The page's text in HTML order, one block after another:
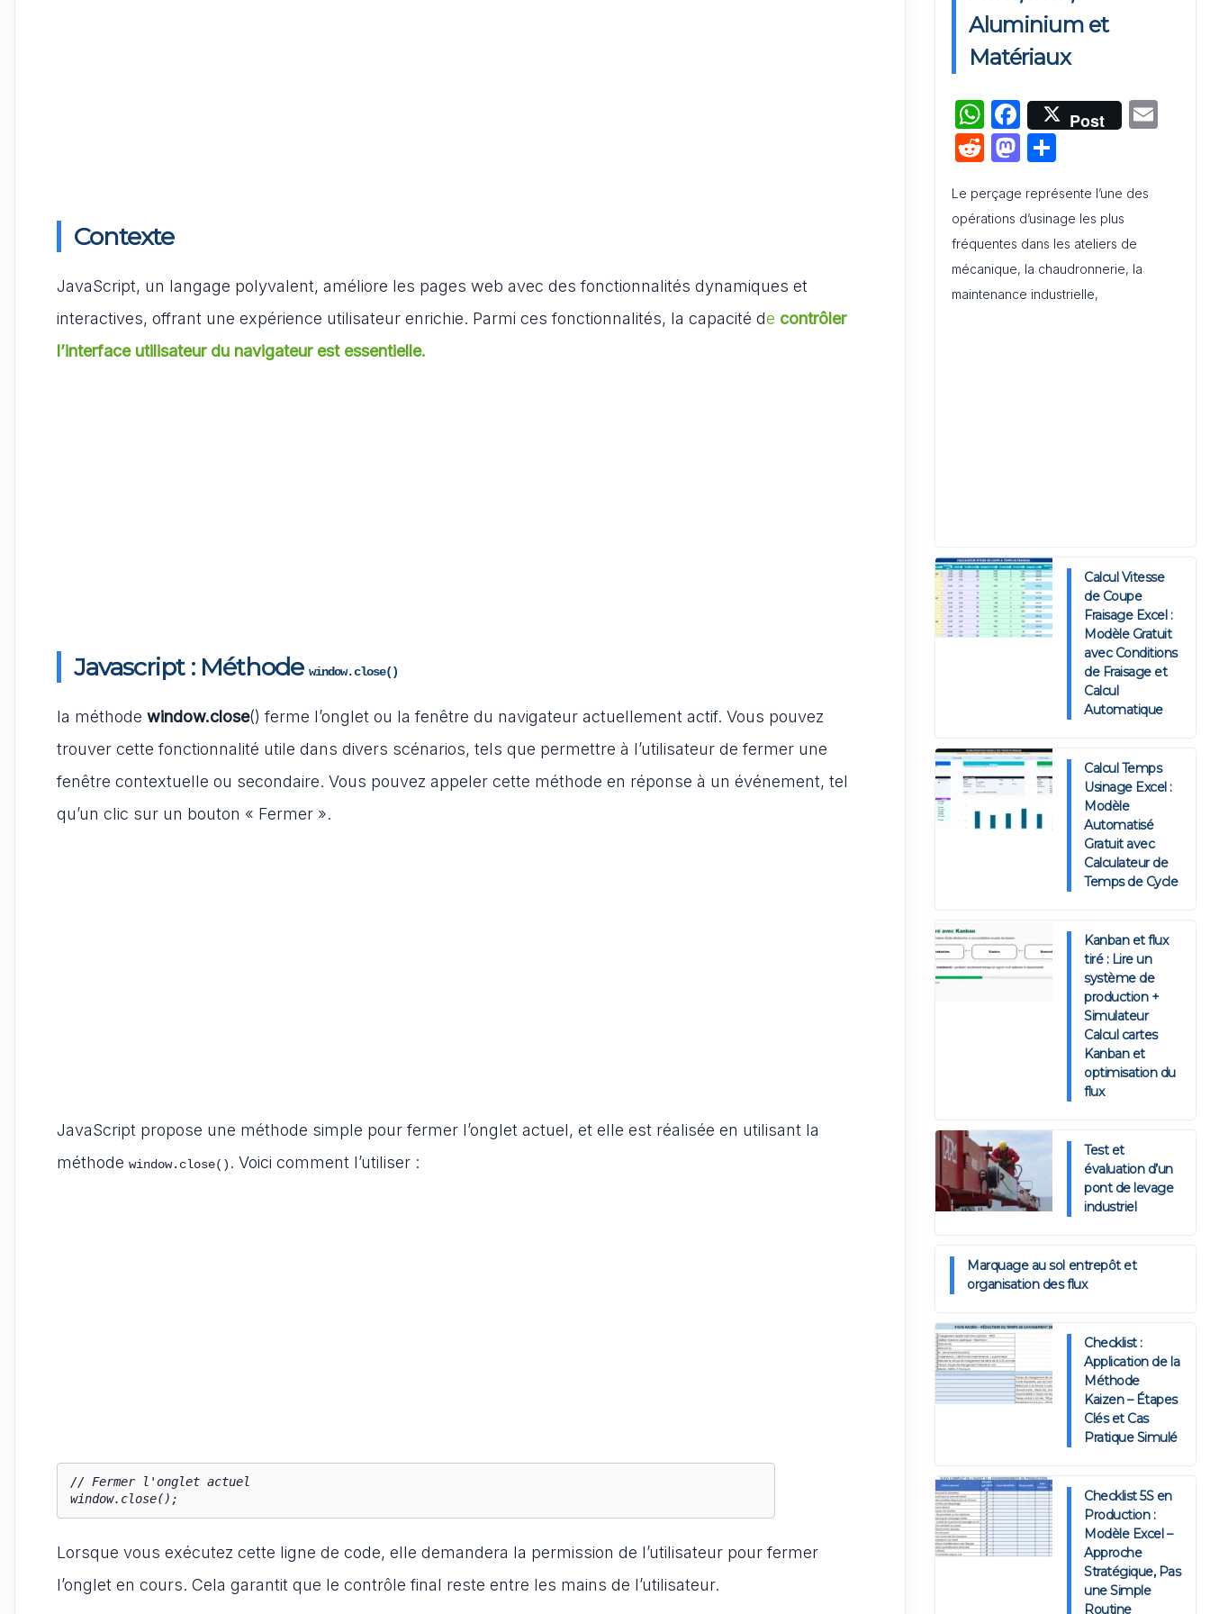
Contexte
JavaScript, un langage polyvalent, améliore les pages web avec des fonctionnalités dynamiques et
interactives, offrant une expérience utilisateur enrichie. Parmi ces fonctionnalités, la capacité de contrôler
l’interface utilisateur du navigateur est essentielle.
Javascript : Méthodewindow.close()
la méthode window.close() ferme l’onglet ou la fenêtre du navigateur actuellement actif. Vous pouvez
trouver cette fonctionnalité utile dans divers scénarios, tels que permettre à l’utilisateur de fermer une
fenêtre contextuelle ou secondaire. Vous pouvez appeler cette méthode en réponse à un événement, tel
qu’un clic sur un bouton « Fermer ».
JavaScript propose une méthode simple pour fermer l’onglet actuel, et elle est réalisée en utilisant la
méthode window.close() . Voici comment l’utiliser :
// Fermer l'onglet actuel
window.close();
Lorsque vous exécutez cette ligne de code, elle demandera la permission de l’utilisateur pour fermer
l’onglet en cours. Cela garantit que le contrôle final reste entre les mains de l’utilisateur.
Activation de Marque : Mise en
Œuvre et Modèle de Feuille de
Route
Audit de Communication
Interne et Externe : Canevas
Word
Aluminium et
Matériaux
W
h
at
s
A
p
p
F
a
c
e
b
o
o
Post
R
d
di
t
M
st
o
d
o
ta
g
er
Le perçage représente l’une des
opérations d’usinage les plus
fréquentes dans les ateliers de
mécanique, la chaudronnerie, la
maintenance industrielle,
Calcul Vitesse
de Coupe
Fraisage Excel :
Modèle Gratuit
avec Conditions
de Fraisage et
Calcul
Automatique
Calcul Temps
Usinage Excel :
Modèle
Automatisé
Gratuit avec
Calculateur de
Temps de Cycle
Kanban et flux
tiré : Lire un
système de
production +
Simulateur
Calcul cartes
Kanban et
optimisation du
flux
Test et
évaluation d’un
pont de levage
industriel
Marquage au sol entrepôt et
organisation des flux
Checklist :
Application de la
Méthode
Kaizen – Étapes
Clés et Cas
Pratique Simulé
Checklist 5S en
Production :
Modèle Excel –
Approche
Stratégique, Pas
une Simple
Routine